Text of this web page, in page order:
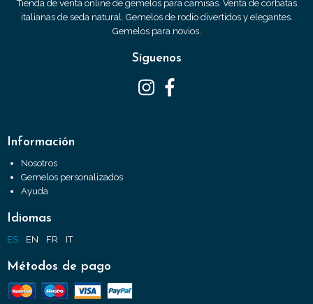
Tienda de venta online de gemelos para camisas. Venta de corbatas
italianas de seda natural. Gemelos de rodio divertidos y elegantes.
Gemelos para novios.
Síguenos
Información
Nosotros
Gemelos personalizados
Ayuda
Idiomas
ES EN FR IT
Métodos de pago